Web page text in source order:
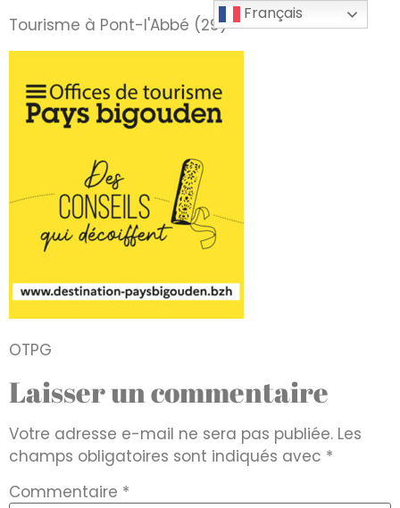
Tourisme à Pont-l'Abbé (29)
OTPG
Laisser un commentaire
Votre adresse e-mail ne sera pas publiée. Les
champs obligatoires sont indiqués avec *
Commentaire *
Français